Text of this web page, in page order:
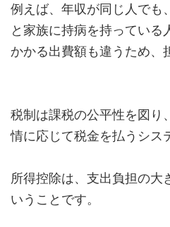
例えば、年収が同じ人でも
と家族に持病を持っている
かかる出費額も違うため、
税制は課税の公平性を図り
情に応じて税金を払うシス
所得控除は、支出負担の大
いうことです。